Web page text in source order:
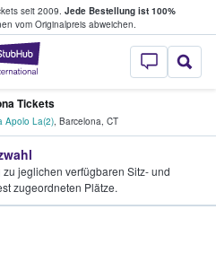
seit 2009. Jede Bestellung ist 100%
vom Originalpreis abweichen.
StubHub - Wo
verkaufen
Tickets
Apolo La(2), Barcelona, CT
jeglichen verfügbaren Sitz- und
zugeordneten Plätze.